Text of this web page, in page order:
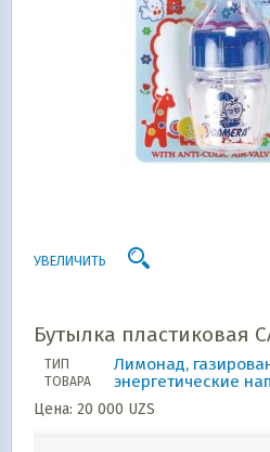
УВЕЛИЧИТЬ
Бутылка пластиковая
ТИП
ТОВАРА
Лимонад,
энергетические
Цена: 20 000 UZS